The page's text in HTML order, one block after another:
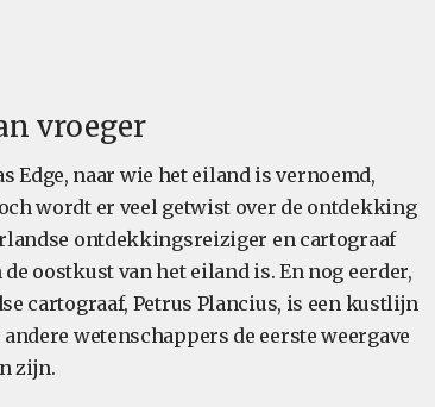
vroeger
Edge, naar wie het eiland is vernoemd,
wordt er veel getwist over de ontdekking
ontdekkingsreiziger en cartograaf
oostkust van het eiland is. En nog eerder,
cartograaf, Petrus Plancius, is een kustlijn
wetenschappers de eerste weergave
zijn.